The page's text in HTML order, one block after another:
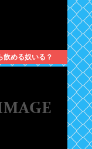
飲める奴いる？